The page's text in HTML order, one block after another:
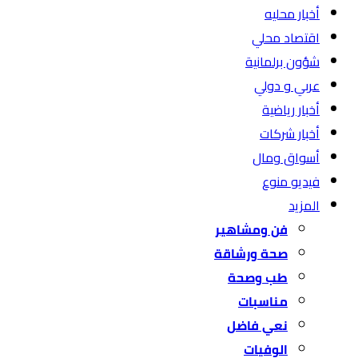
أخبار محليه
اقتصاد محلي
شؤون برلمانية
عربي و دولي
أخبار رياضية
أخبار شركات
أسواق ومال
فيديو منوع
المزيد
فن ومشاهير
صحة ورشاقة
طب وصحة
مناسبات
نعي فاضل
الوفيات